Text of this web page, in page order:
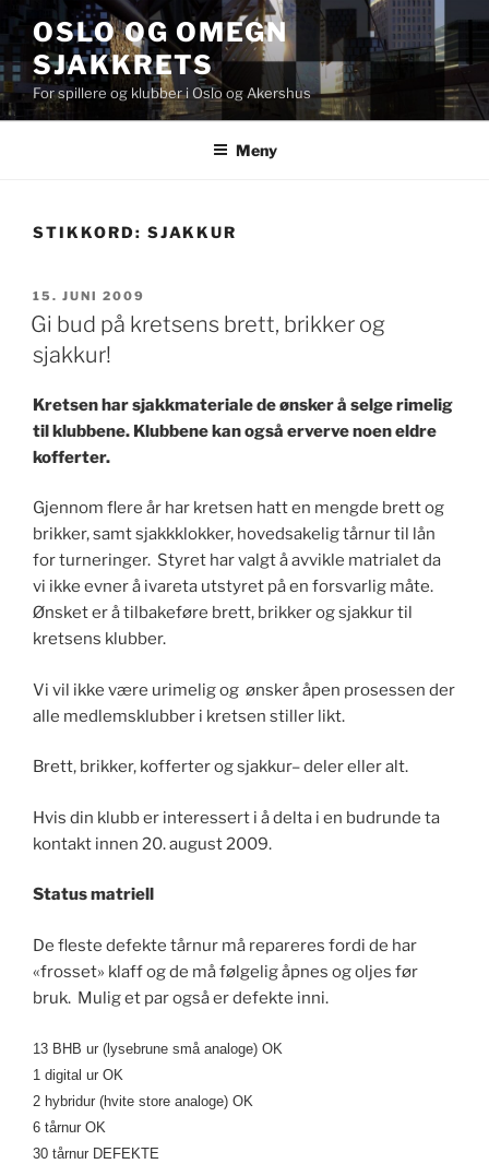
til
innhold
OSLO OG OMEGN
SJAKKRETS
For spillere og klubber i Oslo og Akershus
Meny
STIKKORD: SJAKKUR
PUBLISERT
15. JUNI 2009
Gi bud på kretsens brett, brikker og
sjakkur!
Kretsen har sjakkmateriale de ønsker å selge rimelig
til klubbene. Klubbene kan også erverve noen eldre
kofferter.
Gjennom flere år har kretsen hatt en mengde brett og
brikker, samt sjakkklokker, hovedsakelig tårnur til lån
for turneringer. Styret har valgt å avvikle matrialet da
vi ikke evner å ivareta utstyret på en forsvarlig måte.
Ønsket er å tilbakeføre brett, brikker og sjakkur til
kretsens klubber.
Vi vil ikke være urimelig og ønsker åpen prosessen der
alle medlemsklubber i kretsen stiller likt.
Brett, brikker, kofferter og sjakkur– deler eller alt.
Hvis din klubb er interessert i å delta i en budrunde ta
kontakt innen 20. august 2009.
Status matriell
De fleste defekte tårnur må repareres fordi de har
«frosset» klaff og de må følgelig åpnes og oljes før
bruk. Mulig et par også er defekte inni.
13 BHB ur (lysebrune små analoge) OK
1 digital ur OK
2 hybridur (hvite store analoge) OK
6 tårnur OK
30 tårnur DEFEKTE